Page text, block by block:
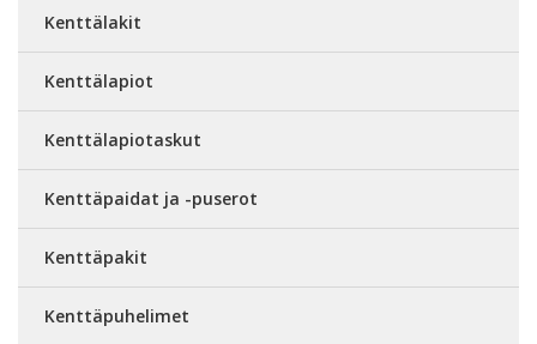
Kenttälakit
Kenttälapiot
Kenttälapiotaskut
Kenttäpaidat ja -puserot
Kenttäpakit
Kenttäpuhelimet